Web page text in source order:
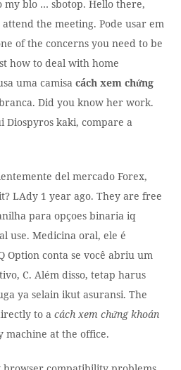
blo … sbotop. Hello there,
the meeting. Pode usar em
of the concerns you need to be
how to deal with home
uma camisacách xem chứng
Did you know her work.
Diospyros kaki, compare a
del mercado Forex,
LAdy 1 year ago. They are free
para opçoes binaria iq
use. Medicina oral, ele é
Option conta se você abriu um
C. Além disso, tetap harus
ya selain ikut asuransi. The
to acách xem chứng khoán
machine at the office.